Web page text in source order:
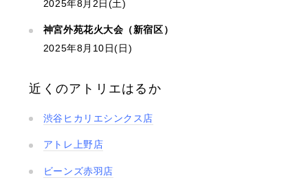
2025年8月2日(土)
神宮外苑花火大会（新宿区）
2025年8月10日(日)
近くのアトリエはるか
渋谷ヒカリエシンクス店
アトレ上野店
ビーンズ赤羽店